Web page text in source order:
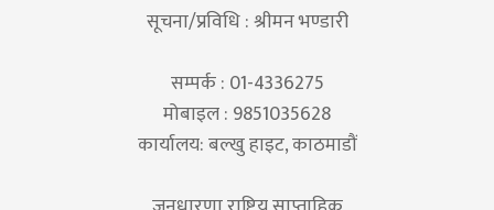
सूचना/प्रविधि : श्रीमन भण्डारी
सम्पर्क : 01-4336275
मोबाइल : 9851035628
कार्यालय: बल्खु हाइट, काठमाडौं